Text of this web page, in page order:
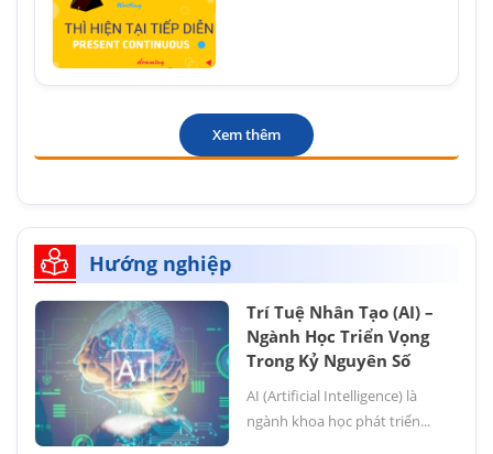
Xem thêm
Hướng nghiệp
Trí Tuệ Nhân Tạo (AI) –
Ngành Học Triển Vọng
Trong Kỷ Nguyên Số
AI (Artificial Intelligence) là
ngành khoa học phát triển...